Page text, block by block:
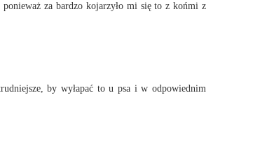
ponieważ za bardzo kojarzyło mi się to z końmi z
by wyłapać to u psa i w odpowiednim